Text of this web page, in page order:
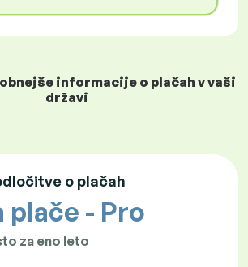
informacije o plačah v vaši
državi
o plačah
plače - Pro
za eno leto